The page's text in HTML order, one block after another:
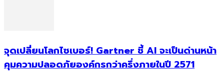
จุดเปลี่ยนโลกไซเบอร์! Gartner ชี้ AI จะเป็นด่านหน้า
คุมความปลอดภัยองค์กรกว่าครึ่งภายในปี 2571